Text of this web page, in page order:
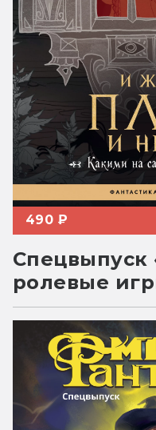
490 ₽
Спецвыпуск
ролевые